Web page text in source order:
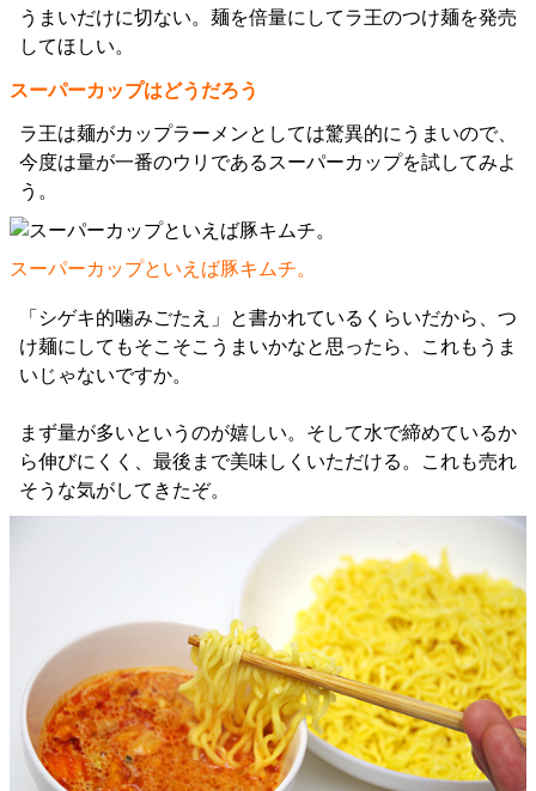
うまいだけに切ない。麺を倍量にしてラ王のつけ麺を発売
してほしい。
スーパーカップはどうだろう
ラ王は麺がカップラーメンとしては驚異的にうまいので、
今度は量が一番のウリであるスーパーカップを試してみよ
う。
スーパーカップといえば豚キムチ。
「シゲキ的噛みごたえ」と書かれているくらいだから、つ
け麺にしてもそこそこうまいかなと思ったら、これもうま
いじゃないですか。
まず量が多いというのが嬉しい。そして水で締めているか
ら伸びにくく、最後まで美味しくいただける。これも売れ
そうな気がしてきたぞ。